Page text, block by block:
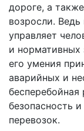
дороге, а
возросли.
управляет
и нормативных
его умения
аварийных и
бесперебойная
безопасность
перевозок.